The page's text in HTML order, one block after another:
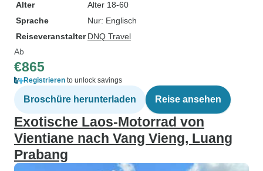
Alter
Alter 18-60
Sprache
Nur: Englisch
Reiseveranstalter DNQ Travel
Ab
€865
Registrieren to unlock savings
Broschüre herunterladen Reise ansehen
Exotische Laos-Motorrad von
Vientiane nach Vang Vieng, Luang
Prabang